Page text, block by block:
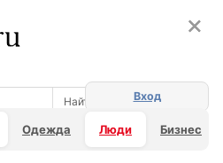
Одежда Люди Бизнес
Вход
×
×